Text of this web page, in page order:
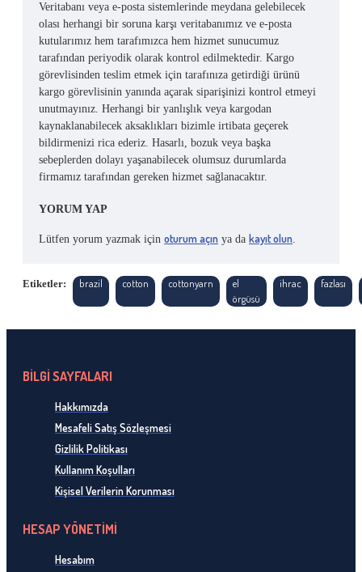
Veritabanı veya e-posta sistemlerinde meydana gelebilecek
olası herhangi bir soruna karşı veritabanımız ve e-posta
kutularımız hem tarafımızca hem hizmet sunucumuz
tarafından periyodik olarak kontrol edilmektedir. Kargo
görevlisinden teslim etmek için tarafınıza getirdiği ürünü
kargo görevlisinin yanında açarak siparişinizi kontrol etmeyi
unutmayınız. Herhangi bir yanlışlık veya kargodan
kaynaklanabilecek aksaklıkları bizimle irtibata geçerek
bildirmenizi rica ederiz. Hasarlı, bozuk veya başka
sebeplerden dolayı yaşanabilecek olumsuz durumlarda
firmamız tarafından gereken hizmet sağlanacaktır.
YORUM YAP
Lütfen yorum yazmak için oturum açın ya da kayıt olun
Etiketler: brazil cotton cottonyarn
el
örgüsü
ihrac fazlası
BİLGİ SAYFALARI
Hakkımızda
Mesafeli Satış Sözleşmesi
Gizlilik Politikası
Kullanım Koşulları
Kişisel Verilerin Korunması
HESAP YÖNETİMİ
Hesabım